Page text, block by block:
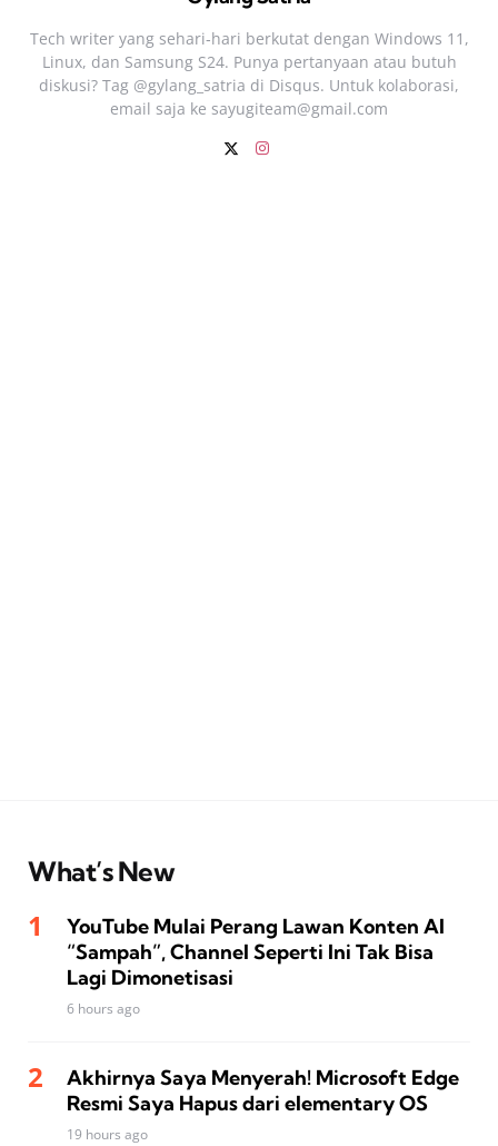
Tech writer yang sehari‑hari berkutat dengan Windows 11,
Linux, dan Samsung S24. Punya pertanyaan atau butuh
diskusi? Tag @gylang_satria di Disqus. Untuk kolaborasi,
email saja ke sayugiteam@gmail.com
What’s New
YouTube Mulai Perang Lawan Konten AI
“Sampah”, Channel Seperti Ini Tak Bisa
Lagi Dimonetisasi
6 hours ago
Akhirnya Saya Menyerah! Microsoft Edge
Resmi Saya Hapus dari elementary OS
19 hours ago